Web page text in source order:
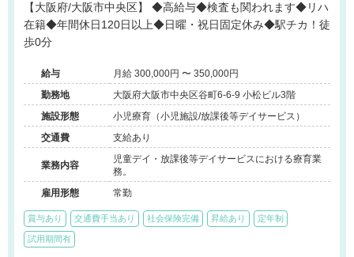
【大阪府/大阪市中央区】 ◆高給与◆検査も関われます◆リハ
在籍◆年間休日120日以上◆日曜・祝日固定休み◆駅チカ！徒
歩0分
給与
月給 300,000円 〜 350,000円
勤務地
大阪府大阪市中央区谷町6-6-9 小松ビル3階
施設形態
小児療育（小児施設/放課後等デイサービス）
交通費
支給あり
業務内容
児童デイ・放課後等デイサービスにおける療育業
務。
雇用形態
常勤
賞与あり 交通費手当あり 社会保険完備 昇給あり 定年制
試用期間有